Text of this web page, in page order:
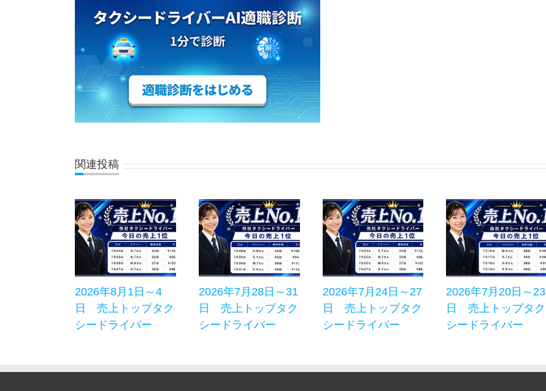
関連投稿
2026年8月1日～4
日 売上トップタク
シードライバー
2026年7月28日～31
日 売上トップタク
シードライバー
2026年7月24日～27
日 売上トップタク
シードライバー
2026年7月20日～23
日 売上トップタク
シードライバー